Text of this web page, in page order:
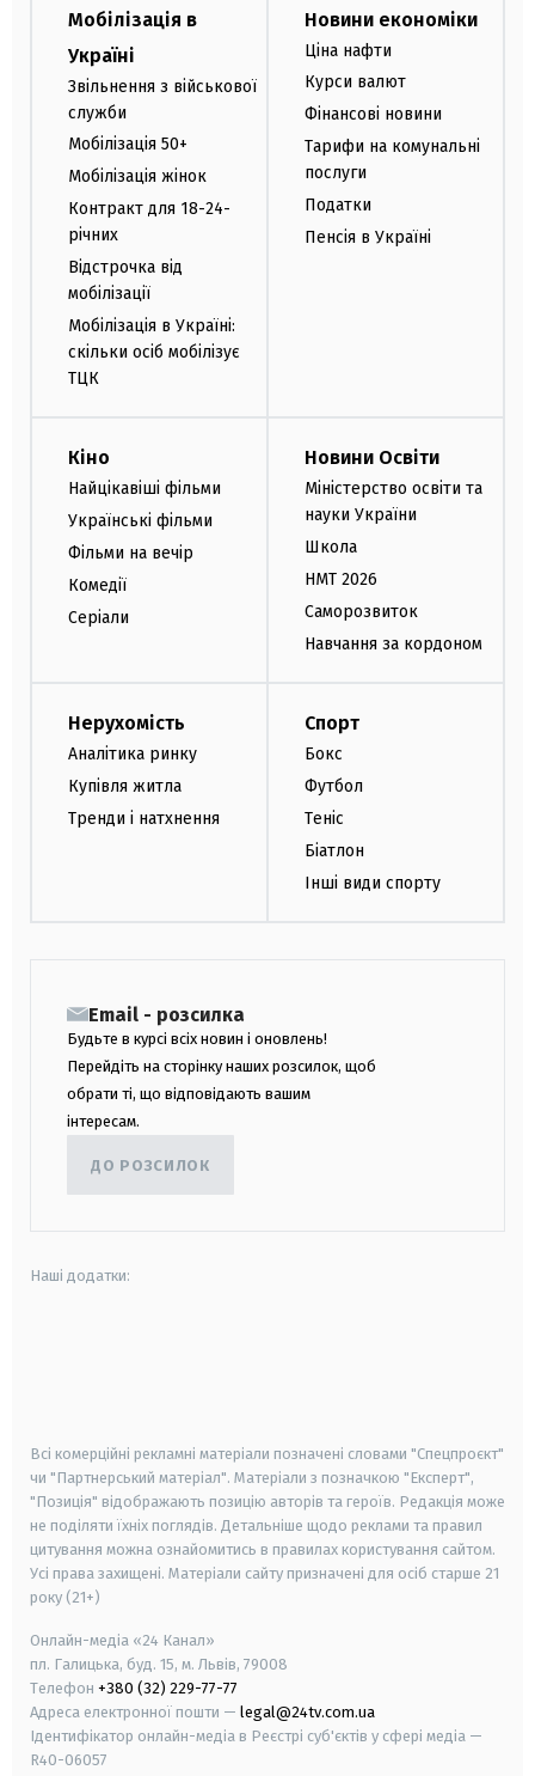
Мобілізація в
Україні
Звільнення з військової
служби
Мобілізація 50+
Мобілізація жінок
Контракт для 18-24-
річних
Відстрочка від
мобілізації
Мобілізація в Україні:
скільки осіб мобілізує
ТЦК
Новини економіки
Ціна нафти
Курси валют
Фінансові новини
Тарифи на комунальні
послуги
Податки
Пенсія в Україні
Кіно
Найцікавіші фільми
Українські фільми
Фільми на вечір
Комедії
Серіали
Новини Освіти
Міністерство освіти та
науки України
Школа
НМТ 2026
Саморозвиток
Навчання за кордоном
Нерухомість
Аналітика ринку
Купівля житла
Тренди і натхнення
Спорт
Бокс
Футбол
Теніс
Біатлон
Інші види спорту
Email - розсилка
Будьте в курсі всіх новин і оновлень!
Перейдіть на сторінку наших розсилок, щоб
обрати ті, що відповідають вашим
інтересам.
ДО РОЗСИЛОК
Наші додатки:
Всі комерційні рекламні матеріали позначені словами "Спецпроєкт"
чи "Партнерський матеріал". Матеріали з позначкою "Експерт",
"Позиція" відображають позицію авторів та героїв. Редакція може
не поділяти їхніх поглядів. Детальніше щодо реклами та правил
цитування можна ознайомитись в правилах користування сайтом.
Усі права захищені. Матеріали сайту призначені для осіб старше 21
року (21+)
Онлайн-медіа «24 Канал»
пл. Галицька, буд. 15, м. Львів, 79008
Телефон +380 (32) 229-77-77
Адреса електронної пошти — legal@24tv.com.ua
Ідентифікатор онлайн-медіа в Реєстрі суб'єктів у сфері медіа —
R40-06057